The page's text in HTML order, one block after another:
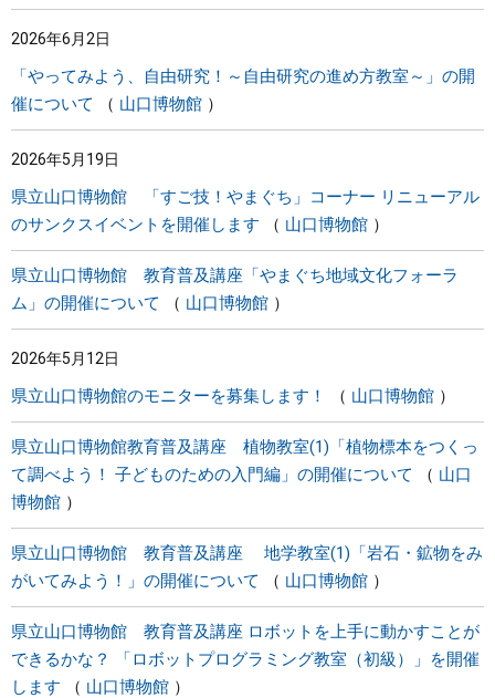
2026年6月2日
「やってみよう、自由研究！～自由研究の進め方教室～」の開
催について
山口博物館
2026年5月19日
県立山口博物館 「すご技！やまぐち」コーナー リニューアル
のサンクスイベントを開催します
山口博物館
県立山口博物館 教育普及講座「やまぐち地域文化フォーラ
ム」の開催について
山口博物館
2026年5月12日
県立山口博物館のモニターを募集します！ 山口博物館
県立山口博物館教育普及講座 植物教室(1)「植物標本をつくっ
て調べよう！ 子どものための入門編」の開催について
山口
博物館
県立山口博物館 教育普及講座 地学教室(1)「岩石・鉱物をみ
がいてみよう！」の開催について
山口博物館
県立山口博物館 教育普及講座 ロボットを上手に動かすことが
できるかな？ 「ロボットプログラミング教室（初級）」を開催
します
山口博物館